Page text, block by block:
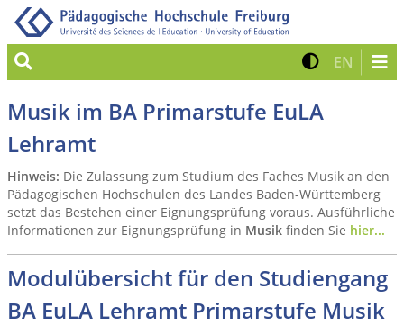
Suche Kontrast
EN Zur
Musik im BA Primarstufe EuLA
Lehramt
Hinweis: Die Zulassung zum Studium des Faches Musik an den
Pädagogischen Hochschulen des Landes Baden-Württemberg
setzt das Bestehen einer Eignungsprüfung voraus. Ausführliche
Informationen zur Eignungsprüfung in Musik finden Sie hier...
Modulübersicht für den Studiengang
BA EuLA Lehramt Primarstufe Musik